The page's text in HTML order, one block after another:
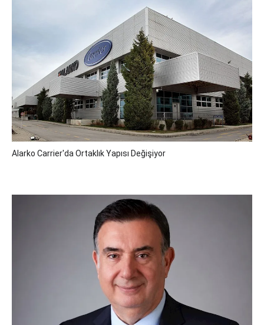
Alarko Carrier'da Ortaklık Yapısı Değişiyor